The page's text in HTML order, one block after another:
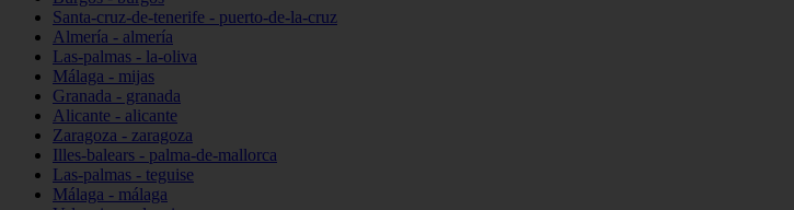
Santa-cruz-de-tenerife - puerto-de-la-cruz
Almería - almería
Las-palmas - la-oliva
Málaga - mijas
Granada - granada
Alicante - alicante
Zaragoza - zaragoza
Illes-balears - palma-de-mallorca
Las-palmas - teguise
Málaga - málaga